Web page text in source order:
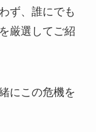
ず、誰にでも
厳選してご紹
にこの危機を